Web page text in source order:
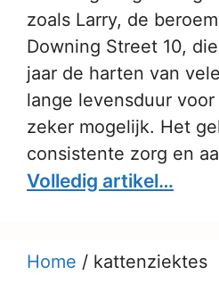
zoals Larry, de
Downing Street 10,
jaar de harten van
lange levensduur
zeker mogelijk. Het
consistente zorg en
Volledig artikel…
Home / kattenziektes